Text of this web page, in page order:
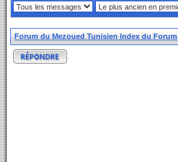
Forum du Mezoued Tunisien Index du Forum